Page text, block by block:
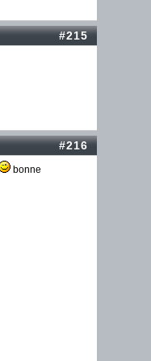
#215
#216
bonne